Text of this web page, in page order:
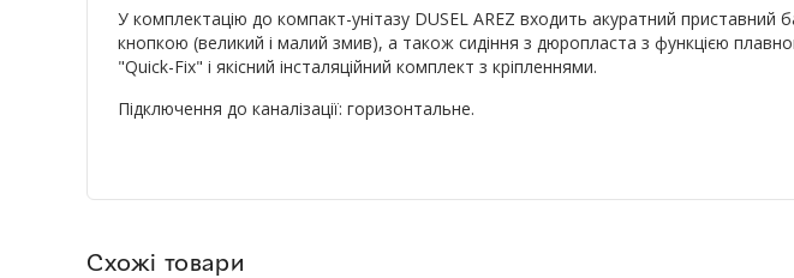
У комплектацію до компакт-унітазу DUSEL AREZ входить акуратний приставний
кнопкою (великий і малий змив), а також сидіння з дюропласта з функцією
"Quick-Fix" і якісний інсталяційний комплект з кріпленнями.
Підключення до каналізації: горизонтальне.
Схожі товари